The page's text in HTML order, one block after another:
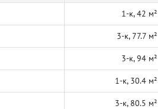
1-к, 42 м²
3-к, 77.7 м²
3-к, 94 м²
1-к, 30.4 м²
3-к, 80.5 м²